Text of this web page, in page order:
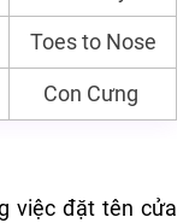
Toes to Nose
Con Cưng
việc đặt tên cửa